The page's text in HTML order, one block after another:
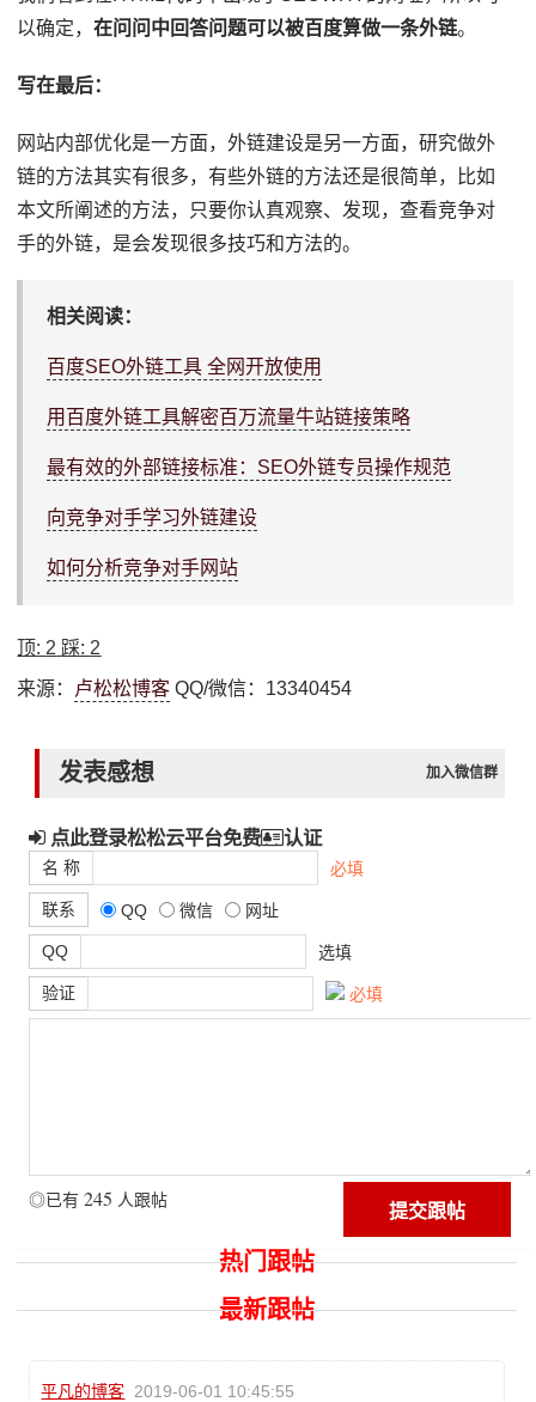
以确定，在问问中回答问题可以被百度算做一条外链。
写在最后：
网站内部优化是一方面，外链建设是另一方面，研究做外
链的方法其实有很多，有些外链的方法还是很简单，比如
本文所阐述的方法，只要你认真观察、发现，查看竞争对
手的外链，是会发现很多技巧和方法的。
相关阅读：
百度SEO外链工具 全网开放使用
用百度外链工具解密百万流量牛站链接策略
最有效的外部链接标准：SEO外链专员操作规范
向竞争对手学习外链建设
如何分析竞争对手网站
顶: 2 踩: 2
来源： 卢松松博客 QQ/微信：13340454
发表感想 加入微信群
点此登录松松云平台免费 认证
名 称 必填
联系 QQ 微信 网址
QQ 选填
验证 必填
◎已有 245 人跟帖
热门跟帖
最新跟帖
平凡的博客 2019-06-01 10:45:55